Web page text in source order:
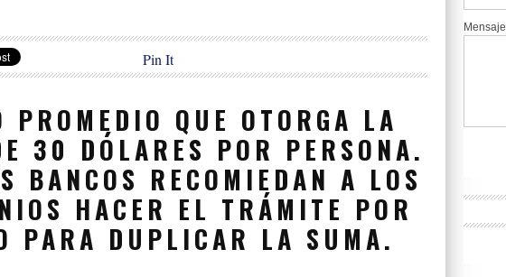
Pin It
PROMEDIO QUE OTORGA LA
30 DÓLARES POR PERSONA.
BANCOS RECOMIEDAN A LOS
HACER EL TRÁMITE POR
PARA DUPLICAR LA SUMA.
Mensaje